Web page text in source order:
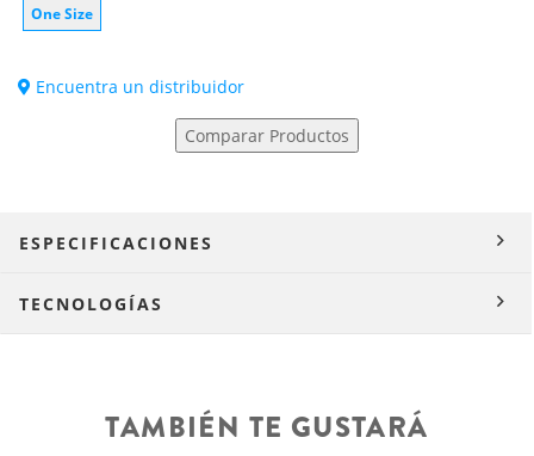
One Size
Encuentra un distribuidor
Comparar Productos
ESPECIFICACIONES
TECNOLOGÍAS
TAMBIÉN TE GUSTARÁ